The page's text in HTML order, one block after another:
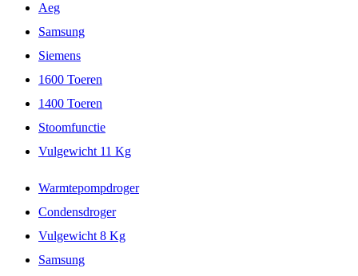
Aeg
Samsung
Siemens
1600 Toeren
1400 Toeren
Stoomfunctie
Vulgewicht 11 Kg
Warmtepompdroger
Condensdroger
Vulgewicht 8 Kg
Samsung